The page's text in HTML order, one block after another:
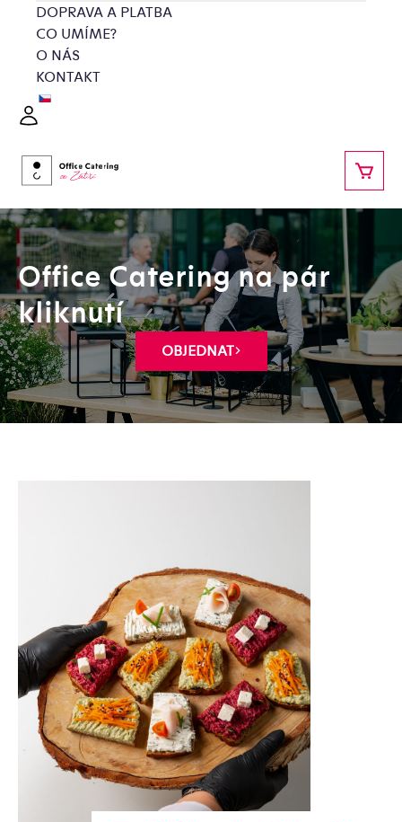
obsah
DOPRAVA A PLATBA
CO UMÍME?
O NÁS
KONTAKT
Office Catering na pár
kliknutí
OBJEDNAT